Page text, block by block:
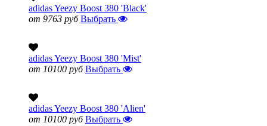
adidas Yeezy Boost 380 'Black'
от 9763 руб Выбрать
adidas Yeezy Boost 380 'Mist'
от 10100 руб Выбрать
adidas Yeezy Boost 380 'Alien'
от 10100 руб Выбрать